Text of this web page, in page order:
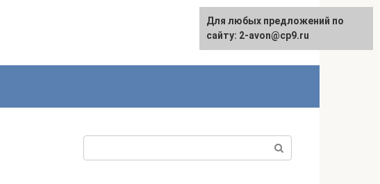
Для любых предложений по
сайту: 2-avon@cp9.ru